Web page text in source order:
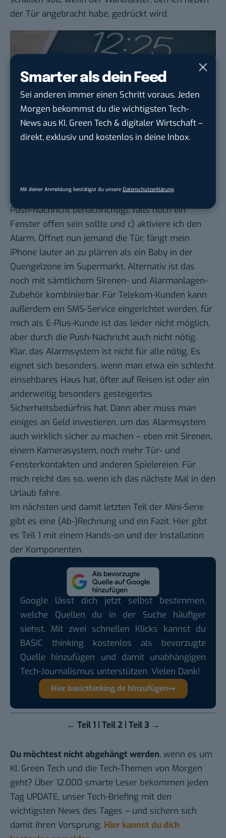
Smarter als dein Feed
Sei anderen immer einen Schritt voraus. Jeden
Morgen bekommst du die wichtigsten Tech-
News aus KI, Green Tech & digitaler Wirtschaft –
direkt, exklusiv und kostenlos in deine Inbox.
Mit deiner Anmeldung bestätigst du unsere Datenschutzerklärung
der Tür angebracht habe, gedrückt wird.
Zudem wurde unter dem Menüpunkt
fahren a) alle Heizkörper herunter, b) werde ich per
Push-Nachricht benachrichtigt, falls noch ein
Fenster offen sein sollte und c) aktiviere ich den
Alarm. Öffnet nun jemand die Tür, fängt mein
iPhone lauter an zu plärren als ein Baby in der
Quengelzone im Supermarkt. Alternativ ist das
noch mit sämtlichem Sirenen- und Alarmanlagen-
Zubehör kombinierbar. Für Telekom-Kunden kann
außerdem ein SMS-Service eingerichtet werden, für
mich als E-Plus-Kunde ist das leider nicht möglich,
aber durch die Push-Nachricht auch nicht nötig.
Klar, das Alarmsystem ist nicht für alle nötig. Es
eignet sich besonders, wenn man etwa ein schlecht
einsehbares Haus hat, öfter auf Reisen ist oder ein
anderweitig besonders gesteigertes
Sicherheitsbedürfnis hat. Dann aber muss man
einiges an Geld investieren, um das Alarmsystem
auch wirklich sicher zu machen – eben mit Sirenen,
einem Kamerasystem, noch mehr Tür- und
Fensterkontakten und anderen Spielereien. Für
mich reicht das so, wenn ich das nächste Mal in den
Urlaub fahre.
Im nächsten und damit letzten Teil der Mini-Serie
gibt es eine (Ab-)Rechnung und ein Fazit. Hier gibt
es Teil 1 mit einem Hands-on und der Installation
der Komponenten.
Google lässt dich jetzt selbst bestimmen,
welche Quellen du in der Suche häufiger
siehst. Mit zwei schnellen Klicks kannst du
BASIC thinking kostenlos als bevorzugte
Quelle hinzufügen und damit unabhängigen
Tech-Journalismus unterstützen. Vielen Dank!
Hier basicthinking.de hinzufügen
← Teil 1| Teil 2 | Teil 3 →
Du möchtest nicht abgehängt werden, wenn es um
KI, Green Tech und die Tech-Themen von Morgen
geht? Über 12.000 smarte Leser bekommen jeden
Tag UPDATE, unser Tech-Briefing mit den
wichtigsten News des Tages – und sichern sich
damit ihren Vorsprung. Hier kannst du dich